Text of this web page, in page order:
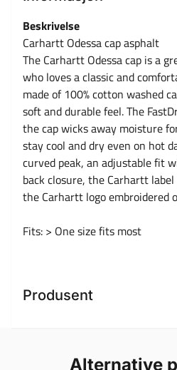
Beskrivelse
Carhartt Odessa cap asphalt
The Carhartt Odessa cap is a
who loves a classic and
made of 100% cotton washed
soft and durable feel. The
the cap wicks away moisture
stay cool and dry even on hot
curved peak, an adjustable fit
back closure, the Carhartt
the Carhartt logo embroidered
Fits: > One size fits most
Produsent
Alternative